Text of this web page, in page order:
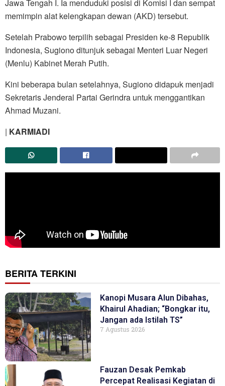
Jawa Tengah I. Ia menduduki posisi di Komisi I dan sempat
memimpin alat kelengkapan dewan (AKD) tersebut.
Setelah Prabowo terpilih sebagai Presiden ke-8 Republik
Indonesia, Sugiono ditunjuk sebagai Menteri Luar Negeri
(Menlu) Kabinet Merah Putih.
Kini beberapa bulan setelahnya, Sugiono didapuk menjadi
Sekretaris Jenderal Partai Gerindra untuk menggantikan
Ahmad Muzani.
| KARMIADI
BERITA TERKINI
Kanopi Musara Alun Dibahas,
Khairul Ahadian; “Bongkar itu,
Jangan ada Istilah TS”
7 Agustus 2026
Fauzan Desak Pemkab
Percepat Realisasi Kegiatan di